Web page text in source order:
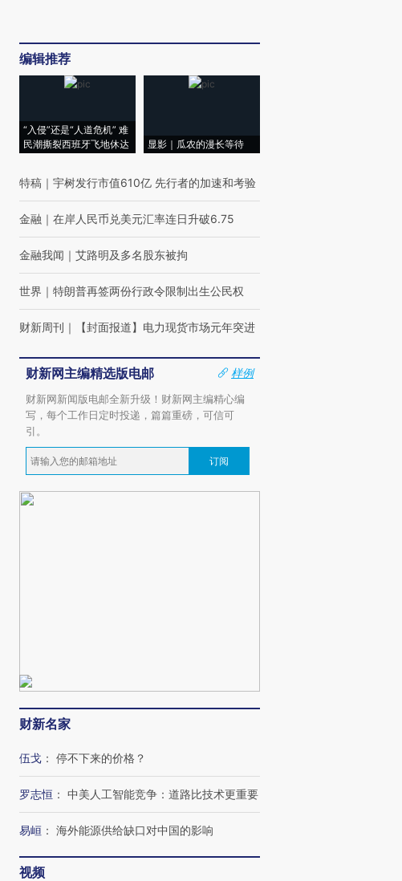
编辑推荐
“入侵”还是“人道危机” 难
民潮撕裂西班牙飞地休达
显影｜瓜农的漫长等待
特稿 ｜ 宇树发行市值610亿 先行者的加速和考验
金融 ｜ 在岸人民币兑美元汇率连日升破6.75
金融我闻 ｜ 艾路明及多名股东被拘
世界 ｜ 特朗普再签两份行政令限制出生公民权
财新周刊 ｜ 【封面报道】电力现货市场元年突进
财新网主编精选版电邮
样例
财新网新闻版电邮全新升级！财新网主编精心编
写，每个工作日定时投递，篇篇重磅，可信可
引。
订阅
财新名家
伍戈 ： 停不下来的价格？
罗志恒 ： 中美人工智能竞争：道路比技术更重要
易峘 ： 海外能源供给缺口对中国的影响
视频